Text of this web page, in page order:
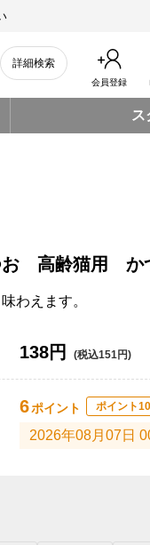
詳細検索
会員登録
ス
お 高齢猫用 か
わえます。
138円 (税込151円)
6ポイント ポイント
2026年08月07日